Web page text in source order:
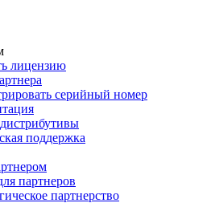
лицензию
серийный номер
поддержка
партнеров
партнерство